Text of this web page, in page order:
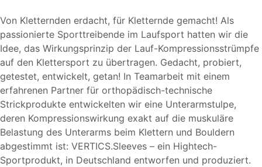
Von Kletternden erdacht, für Kletternde gemacht! Als
passionierte Sporttreibende im Laufsport hatten wir die
Idee, das Wirkungsprinzip der Lauf-Kompressionsstrümpfe
auf den Klettersport zu übertragen. Gedacht, probiert,
getestet, entwickelt, getan! In Teamarbeit mit einem
erfahrenen Partner für orthopädisch-technische
Strickprodukte entwickelten wir eine Unterarmstulpe,
deren Kompressionswirkung exakt auf die muskuläre
Belastung des Unterarms beim Klettern und Bouldern
abgestimmt ist: VERTICS.Sleeves – ein Hightech-
Sportprodukt, in Deutschland entworfen und produziert.